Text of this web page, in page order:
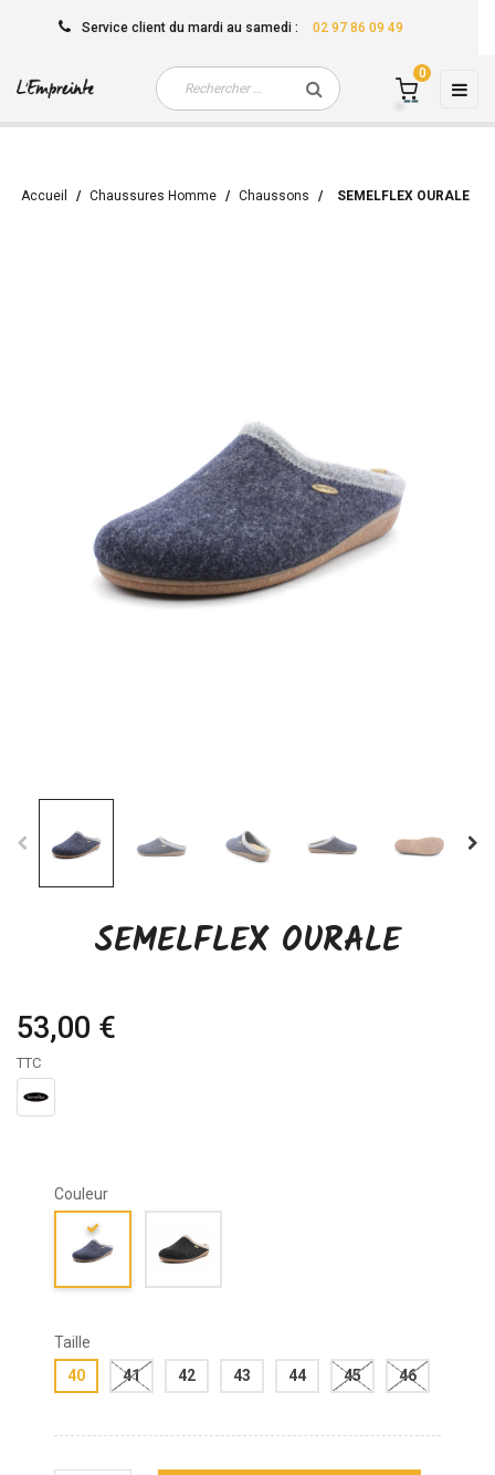
Service client du mardi au samedi : 02 97 86 09 49
☰
0
Accueil Chaussures Homme Chaussons SEMELFLEX OURALE
SEMELFLEX OURALE
53,00 €
TTC
Couleur
Taille
40
41 42 43 44 45 46